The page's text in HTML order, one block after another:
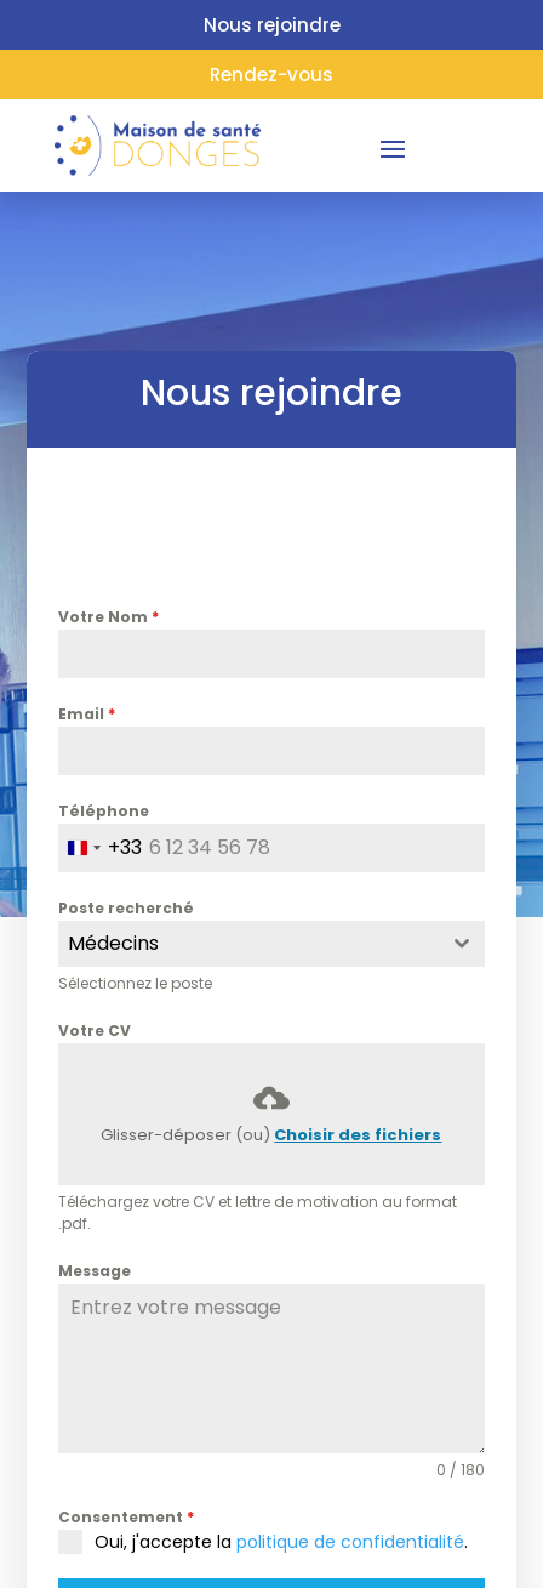
Nous rejoindre
Rendez-vous
Nous rejoindre
Votre Nom *
Email *
Téléphone
F
a
n
c
+
+33
Poste recherché
Médecins
Sélectionnez le poste
Votre CV
Glisser-déposer (ou) Choisir des fichiers
Téléchargez votre CV et lettre de motivation au format
.pdf.
Message
0 / 180
Consentement *
Oui, j'accepte lapolitique de confidentialité.